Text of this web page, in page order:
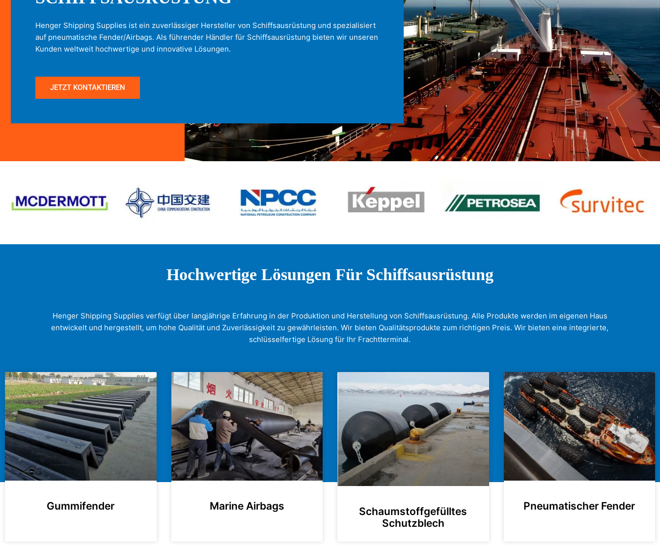
Henger Shipping Supplies ist ein zuverlässiger Hersteller von Schiffsausrüstung und spezialisiert
auf pneumatische Fender/Airbags. Als führender Händler für Schiffsausrüstung bieten wir unseren
Kunden weltweit hochwertige und innovative Lösungen.
JETZT KONTAKTIEREN
Hochwertige Lösungen Für Schiffsausrüstung
Henger Shipping Supplies verfügt über langjährige Erfahrung in der Produktion und Herstellung von Schiffsausrüstung. Alle Produkte werden im eigenen Haus
entwickelt und hergestellt, um hohe Qualität und Zuverlässigkeit zu gewährleisten. Wir bieten Qualitätsprodukte zum richtigen Preis. Wir bieten eine integrierte,
schlüsselfertige Lösung für Ihr Frachtterminal.
Gummifender Marine Airbags
Schaumstoffgefülltes
Schutzblech
Pneumatischer Fender